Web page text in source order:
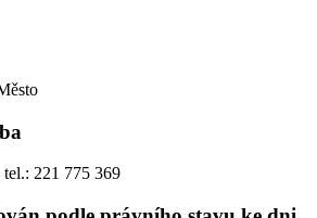
221 775 369